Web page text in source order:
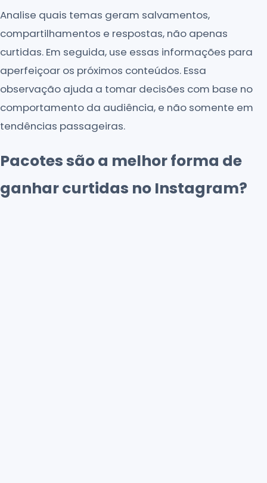
Analise quais temas geram salvamentos,
compartilhamentos e respostas, não apenas
curtidas. Em seguida, use essas informações para
aperfeiçoar os próximos conteúdos. Essa
observação ajuda a tomar decisões com base no
comportamento da audiência, e não somente em
tendências passageiras.
Pacotes são a melhor forma de
ganhar curtidas no Instagram?